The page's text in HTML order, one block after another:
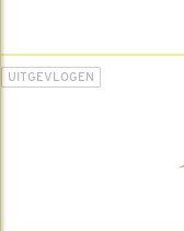
UITGEVLOGEN